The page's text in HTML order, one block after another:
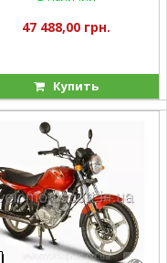
47 488,00 грн.
Купить